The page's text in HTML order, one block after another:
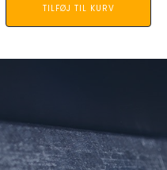
TILFØJ TIL KURV